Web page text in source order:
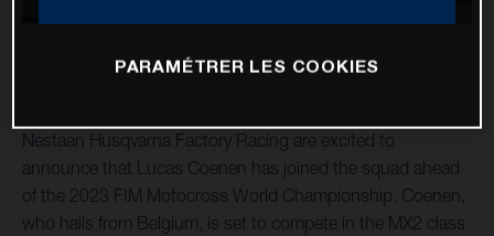
Nestaan Husqvarna Factory Racing are excited to
announce that Lucas Coenen has joined the squad ahead
of the 2023 FIM Motocross World Championship. Coenen,
who hails from Belgium, is set to compete in the MX2 class
PARAMÉTRER LES COOKIES